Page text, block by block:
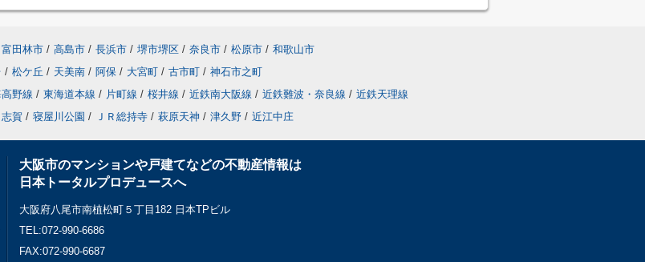
富田林市 / 高島市 / 長浜市 / 堺市堺区 / 奈良市 / 松原市 / 和歌山市
/ 松ケ丘 / 天美南 / 阿保 / 大宮町 / 古市町 / 神石市之町
野線 / 東海道本線 / 片町線 / 桜井線 / 近鉄南大阪線 / 近鉄難波・奈良線 / 近鉄天理線
志賀 / 寝屋川公園 / ＪＲ総持寺 / 萩原天神 / 津久野 / 近江中庄
大阪市のマンションや戸建てなどの不動産情報は
日本トータルプロデュースへ
大阪府八尾市南植松町５丁目182 日本TPビル
TEL:072-990-6686
FAX:072-990-6687